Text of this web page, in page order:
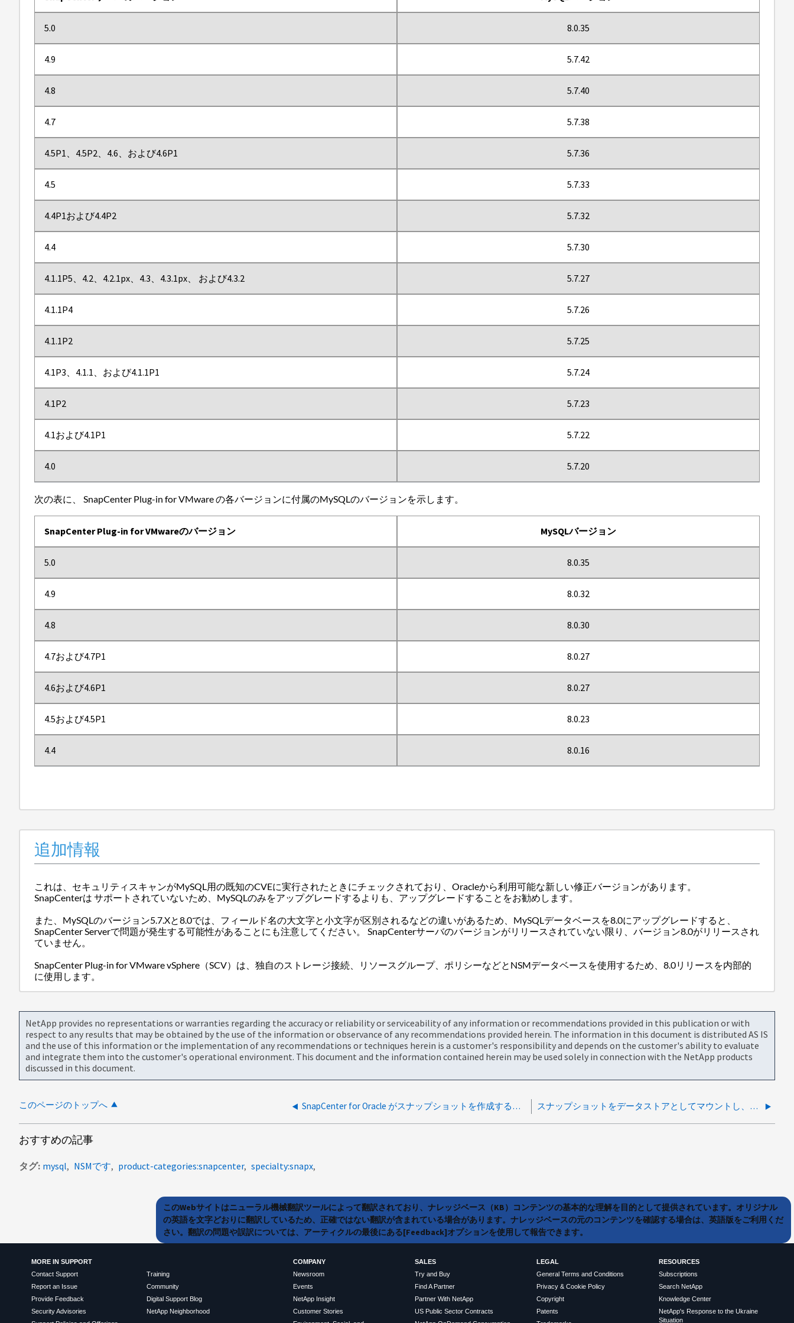
5.0 8.0.35
4.9 5.7.42
4.8 5.7.40
4.7 5.7.38
4.5P1、4.5P2、4.6、および4.6P1 5.7.36
4.5 5.7.33
4.4P1および4.4P2 5.7.32
4.4 5.7.30
4.1.1P5、4.2、4.2.1px、4.3、4.3.1px、 および4.3.2 5.7.27
4.1.1P4 5.7.26
4.1.1P2 5.7.25
4.1P3、4.1.1、および4.1.1P1 5.7.24
4.1P2 5.7.23
4.1および4.1P1 5.7.22
4.0 5.7.20
次の表に、 SnapCenter Plug-in for VMware の各バージョンに付属のMySQLのバージョンを示します。
SnapCenter Plug-in for VMwareのバージョン MySQLバージョン
5.0 8.0.35
4.9 8.0.32
4.8 8.0.30
4.7および4.7P1 8.0.27
4.6および4.6P1 8.0.27
4.5および4.5P1 8.0.23
4.4 8.0.16
追加情報
これは、セキュリティスキャンがMySQL用の既知のCVEに実行されたときにチェックされており、Oracleから利用可能な新しい修正バージョンがあります。
SnapCenterは サポートされていないため、MySQLのみをアップグレードするよりも、アップグレードすることをお勧めします。
また、MySQLのバージョン5.7.Xと8.0では、フィールド名の大文字と小文字が区別されるなどの違いがあるため、MySQLデータベースを8.0にアップグレードすると、
SnapCenter Serverで問題が発生する可能性があることにも注意してください。 SnapCenterサーバのバージョンがリリースされていない限り、バージョン8.0がリリースされ
ていません。
SnapCenter Plug-in for VMware vSphere（SCV）は、独自のストレージ接続、リソースグループ、ポリシーなどとNSMデータベースを使用するため、8.0リリースを内部的
に使用します。
NetApp provides no representations or warranties regarding the accuracy or reliability or serviceability of any information or recommendations provided in this publication or with
respect to any results that may be obtained by the use of the information or observance of any recommendations provided herein. The information in this document is distributed AS IS
and the use of this information or the implementation of any recommendations or techniques herein is a customer's responsibility and depends on the customer's ability to evaluate
and integrate them into the customer's operational environment. This document and the information contained herein may be used solely in connection with the NetApp products
discussed in this document.
このページのトップへ SnapCenter for Oracle がスナップショットを作成するデータベース・ファイルはどれですか スナップショットをデータストアとしてマウントし、VMDKをVMにアタッチする際に、ReconfigVM_Task がタイムアウトで失敗する
おすすめの記事
タグ mysql NSMです product-categories:snapcenter specialty:snapx
このWebサイトはニューラル機械翻訳ツールによって翻訳されており、ナレッジベース（KB）コンテンツの基本的な理解を目的として提供されています。オリジナル
の英語を文字どおりに翻訳しているため、正確ではない翻訳が含まれている場合があります。ナレッジベースの元のコンテンツを確認する場合は、英語版をご利用くだ
さい。翻訳の問題や誤訳については、アーティクルの最後にある[Feedback]オプションを使用して報告できます。
MORE IN SUPPORT
Contact Support
Report an Issue
Provide Feedback
Security Advisories
Training
Community
Digital Support Blog
NetApp Neighborhood
COMPANY
Newsroom
Events
NetApp Insight
Customer Stories
SALES
Try and Buy
Find A Partner
Partner With NetApp
US Public Sector Contracts
LEGAL
General Terms and Conditions
Privacy & Cookie Policy
Copyright
Patents
RESOURCES
Subscriptions
Search NetApp
Knowledge Center
NetApp's Response to the Ukraine
Situation